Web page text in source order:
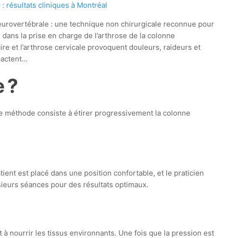
résultats cliniques à Montréal
: une technique non chirurgicale reconnue pour
la prise en charge de l’arthrose de la colonne
et l’arthrose cervicale provoquent douleurs, raideurs et
?
méthode consiste à étirer progressivement la colonne
est placé dans une position confortable, et le praticien
séances pour des résultats optimaux.
à nourrir les tissus environnants. Une fois que la pression est